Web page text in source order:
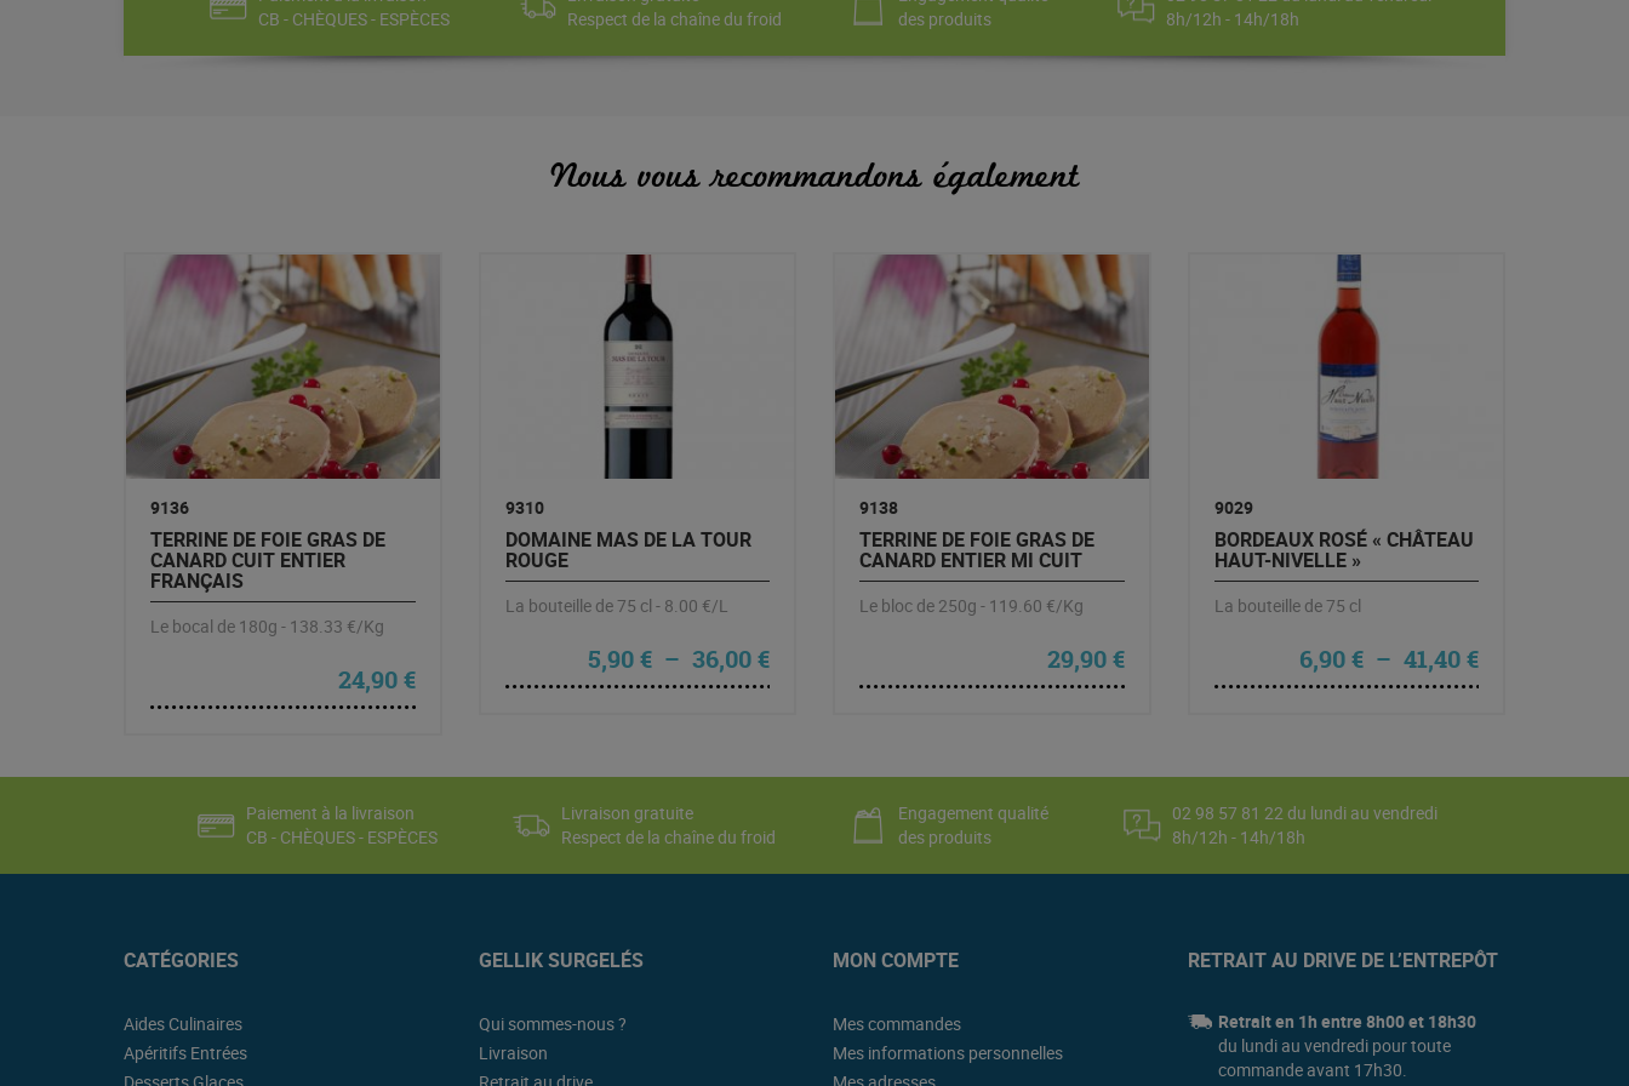
CB - CHÈQUES - ESPÈCES
Respect de la chaîne du froid
des produits
8h/12h - 14h/18h
Nous vous recommandons également
9136
TERRINE DE FOIE GRAS DE
CANARD CUIT ENTIER
FRANÇAIS
Le bocal de 180g - 138.33 €/Kg
24,90€
9310
DOMAINE MAS DE LA TOUR
ROUGE
La bouteille de 75 cl - 8.00 €/L
5,90€ – 36,00€Plage de prix : 5,90 € à 36,00 €
9138
TERRINE DE FOIE GRAS DE
CANARD ENTIER MI CUIT
Le bloc de 250g - 119.60 €/Kg
29,90€
9029
BORDEAUX ROSÉ « CHÂTEAU
HAUT-NIVELLE »
La bouteille de 75 cl
6,90€ – 41,40€Plage de prix
Paiement à la livraison
CB - CHÈQUES - ESPÈCES
Livraison gratuite
Respect de la chaîne du froid
Engagement qualité
des produits
02 98 57 81 22 du lundi au vendredi
8h/12h - 14h/18h
CATÉGORIES
Aides Culinaires
Apéritifs Entrées
GELLIK SURGELÉS
Qui sommes-nous ?
Livraison
MON COMPTE
Mes commandes
Mes informations personnelles
RETRAIT AU DRIVE DE L’ENTREPÔT
Retrait en 1h entre 8h00 et 18h30
du lundi au vendredi pour toute
commande avant 17h30.